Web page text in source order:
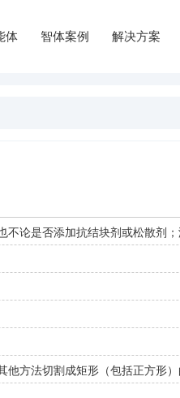
体 智体案例 解决方案
不论是否添加抗结块剂或松散剂；
他方法切割成矩形（包括正方形